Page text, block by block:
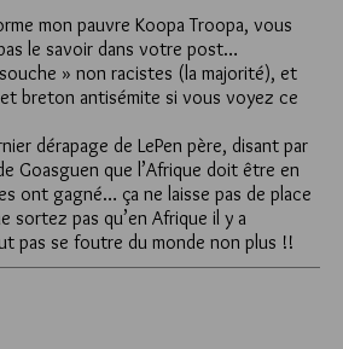
mon pauvre Koopa Troopa, vous
le savoir dans votre post…
» non racistes (la majorité), et
breton antisémite si vous voyez ce
dérapage de LePen père, disant par
Goasguen que l’Afrique doit être en
ont gagné… ça ne laisse pas de place
sortez pas qu’en Afrique il y a
pas se foutre du monde non plus !!